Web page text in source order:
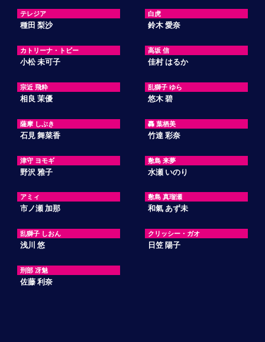
テレジア
種田 梨沙
白虎
鈴木 愛奈
カトリーナ・トビー
小松 未可子
高坂 信
佳村 はるか
宗近 飛粋
相良 茉優
乱獅子 ゆら
悠木 碧
薩摩 しぶき
石見 舞菜香
轟 葉栖美
竹達 彩奈
津守 ヨモギ
野沢 雅子
敷島 来夢
水瀬 いのり
アミィ
市ノ瀬 加那
敷島 真瑠瀬
和氣 あず未
乱獅子 しおん
浅川 悠
クリッシー・ガオ
日笠 陽子
刑部 冴魅
佐藤 利奈